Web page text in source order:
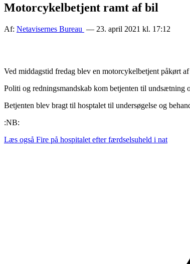
Motorcykelbetjent ramt af bil
Af: Netavisernes Bureau — 23. april 2021 kl. 17:12
Ved middagstid fredag blev en motorcykelbetjent påkørt
Politi og redningsmandskab kom betjenten til undsætning
Betjenten blev bragt til hosptalet til undersøgelse og
:NB:
Læs også Fire på hospitalet efter færdselsuheld i nat